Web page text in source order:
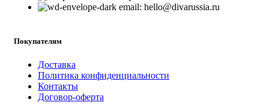
email: hello@divarussia.ru
Покупателям
Доставка
Политика конфиденциальности
Контакты
Договор-оферта